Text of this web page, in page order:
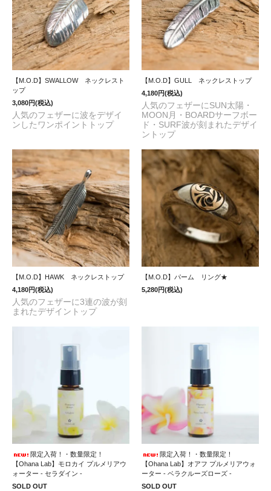
【M.O.D】SWALLOW ネックレスト
ップ
3,080円(税込)
人気のフェザーに波をデザイ
ンしたワンポイントトップ
【M.O.D】GULL ネックレストップ
4,180円(税込)
人気のフェザーにSUN太陽・
MOON月・BOARDサーフボー
ド・SURF波が刻まれたデザイ
ントップ
【M.O.D】HAWK ネックレストップ
4,180円(税込)
人気のフェザーに3連の波が刻
まれたデザイントップ
【M.O.D】パーム リング★
5,280円(税込)
限定入荷！・数量限定！
【Ohana Lab】モロカイ プルメリアウ
ォーター - セラダイン -
SOLD OUT
限定入荷！・数量限定！
【Ohana Lab】オアフ プルメリアウォ
ーター - ベラクルーズローズ -
SOLD OUT